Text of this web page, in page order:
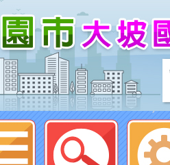
大坡國民小學網